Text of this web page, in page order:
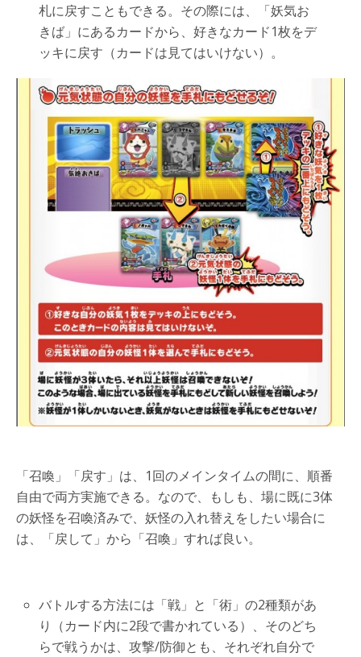
札に戻すこともできる。その際には、「妖気お
きば」にあるカードから、好きなカード1枚をデ
ッキに戻す（カードは見てはいけない）。
「召喚」「戻す」は、1回のメインタイムの間に、順番
自由で両方実施できる。なので、もしも、場に既に3体
の妖怪を召喚済みで、妖怪の入れ替えをしたい場合に
は、「戻して」から「召喚」すれば良い。
バトルする方法には「戦」と「術」の2種類があ
り（カード内に2段で書かれている）、そのどち
らで戦うかは、攻撃/防御とも、それぞれ自分で